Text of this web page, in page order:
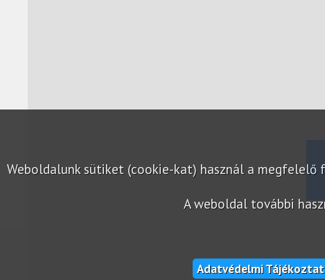
Weboldalunk sütiket (cookie-kat) használ a megfelelő
A weboldal további
Adatvédelmi